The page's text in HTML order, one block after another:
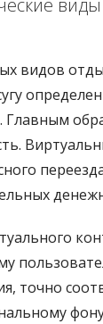
виды
видов
Главным
точно